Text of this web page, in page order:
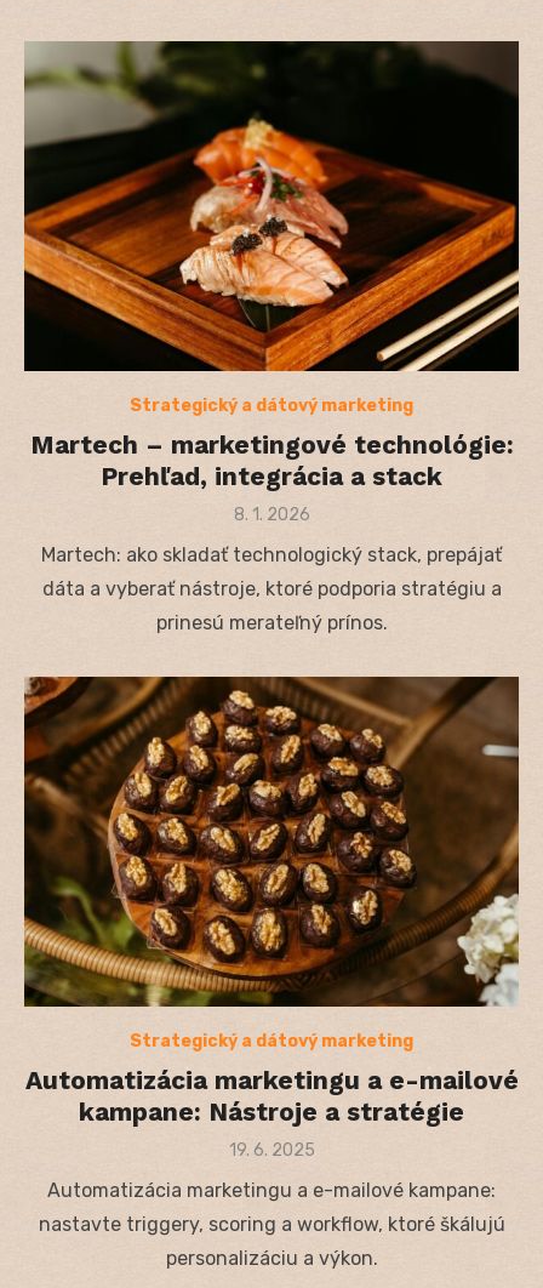
Strategický a dátový marketing
Martech – marketingové technológie:
Prehľad, integrácia a stack
Posted
8. 1. 2026
Martech: ako skladať technologický stack, prepájať
dáta a vyberať nástroje, ktoré podporia stratégiu a
prinesú merateľný prínos.
Strategický a dátový marketing
Automatizácia marketingu a e-mailové
kampane: Nástroje a stratégie
Posted
19. 6. 2025
Automatizácia marketingu a e-mailové kampane:
nastavte triggery, scoring a workflow, ktoré škálujú
personalizáciu a výkon.